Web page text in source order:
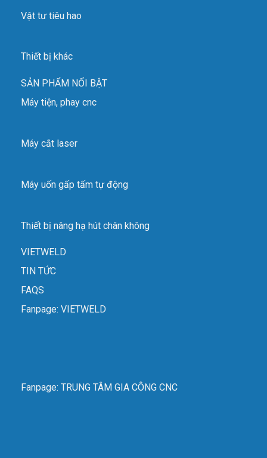
Vật tư tiêu hao
Thiết bị khác
SẢN PHẨM NỔI BẬT
Máy tiện, phay cnc
Máy cắt laser
Máy uốn gấp tấm tự động
Thiết bị nâng hạ hút chân không
VIETWELD
TIN TỨC
FAQS
Fanpage: VIETWELD
Fanpage: TRUNG TÂM GIA CÔNG CNC